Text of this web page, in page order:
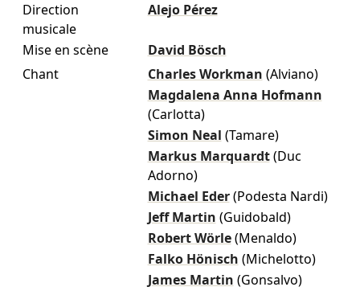
Direction
musicale
Alejo Pérez
Mise en scène
David Bösch
Chant
Charles Workman (Alviano)
Magdalena Anna Hofmann
(Carlotta)
Simon Neal (Tamare)
Markus Marquardt (Duc
Adorno)
Michael Eder (Podesta Nardi)
Jeff Martin (Guidobald)
Robert Wörle (Menaldo)
Falko Hönisch (Michelotto)
James Martin (Gonsalvo)